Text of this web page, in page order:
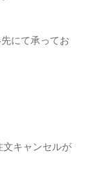
にて承ってお
文キャンセルが